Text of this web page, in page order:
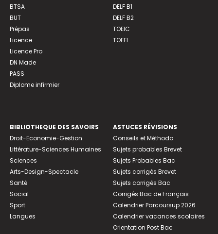
BTSA
BUT
Prépas
Licence
Licence Pro
DN Made
PASS
Diplome infirmier
DELF B1
DELF B2
TOEIC
TOEFL
BIBLIOTHEQUE DES SAVOIRS
Droit-Economie-Gestion
Littérature-Sciences Humaines
Sciences
Arts-Design-Spectacle
Santé
Social
Sport
Langues
ASTUCES RÉVISIONS
Conseils et Méthodo
Sujets probables Brevet
Sujets Probables Bac
Sujets corrigés Brevet
Sujets corrigés Bac
Corrigés Bac de Français
Calendrier Parcoursup 2026
Calendrier vacances scolaires
Orientation Post Bac